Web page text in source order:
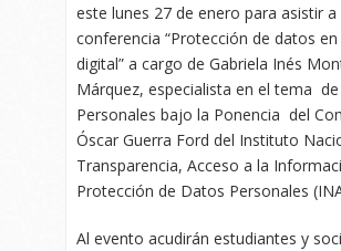
este lunes 27 de enero para asistir
conferencia “Protección de datos en
digital” a cargo de Gabriela Inés
Márquez, especialista en el tema
Personales bajo la Ponencia del
Óscar Guerra Ford del Instituto
Transparencia, Acceso a la
Protección de Datos Personales
Al evento acudirán estudiantes y